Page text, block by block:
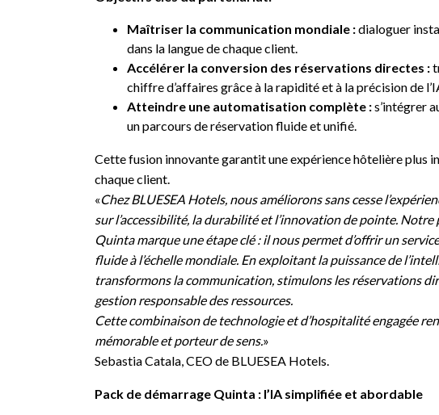
Maîtriser la communication mondiale :dialoguer
dans la langue de chaque client.
Accélérer la conversion des réservations directes :
chiffre d’affaires grâce à la rapidité et à la précision de
Atteindre une automatisation complète :s’intégrer
un parcours de réservation fluide et unifié.
Cette fusion innovante garantit une expérience hôtelière plus
chaque client.
«Chez BLUESEA Hotels, nous améliorons sans cesse
sur l’accessibilité, la durabilité et l’innovation de pointe.
Quinta marque une étape clé : il nous permet d’offrir un
fluide à l’échelle mondiale. En exploitant la puissance de
transformons la communication, stimulons les réservations
gestion responsable des ressources.
Cette combinaison de technologie et d’hospitalité engagée
mémorable et porteur de sens.»
Sebastia Catala, CEO de BLUESEA Hotels.
Pack de démarrage Quinta : l’IA simplifiée et abordable